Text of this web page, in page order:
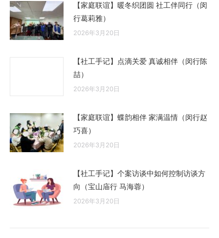
【家庭联谊】暖冬织团圆 社工伴同行（闵
行葛莉雅）
2026年3月20日
【社工手记】点滴关爱 真诚相伴（闵行陈
喆）
2026年3月20日
【家庭联谊】蝶韵相伴 家满温情（闵行赵
巧喜）
2026年3月20日
【社工手记】个案访谈中如何控制访谈方
向（宝山庙行 马海蓉）
2026年3月20日